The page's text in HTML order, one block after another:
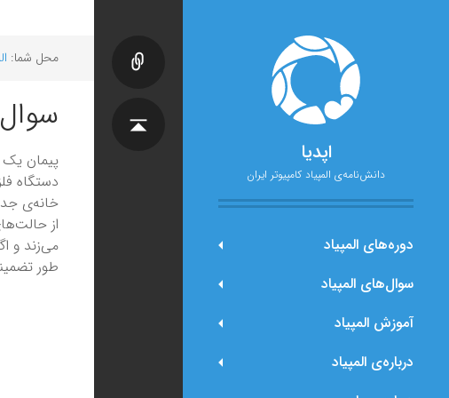
اپدیا
دانش‌نامه‌ی المپیاد کامپیوتر ایران
دوره‌های المپیاد
سوال‌های المپیاد
آموزش المپیاد
درباره‌ی المپیاد
محل شما:
سوال ۱۴
خانه‌ی
می‌زند و
طور